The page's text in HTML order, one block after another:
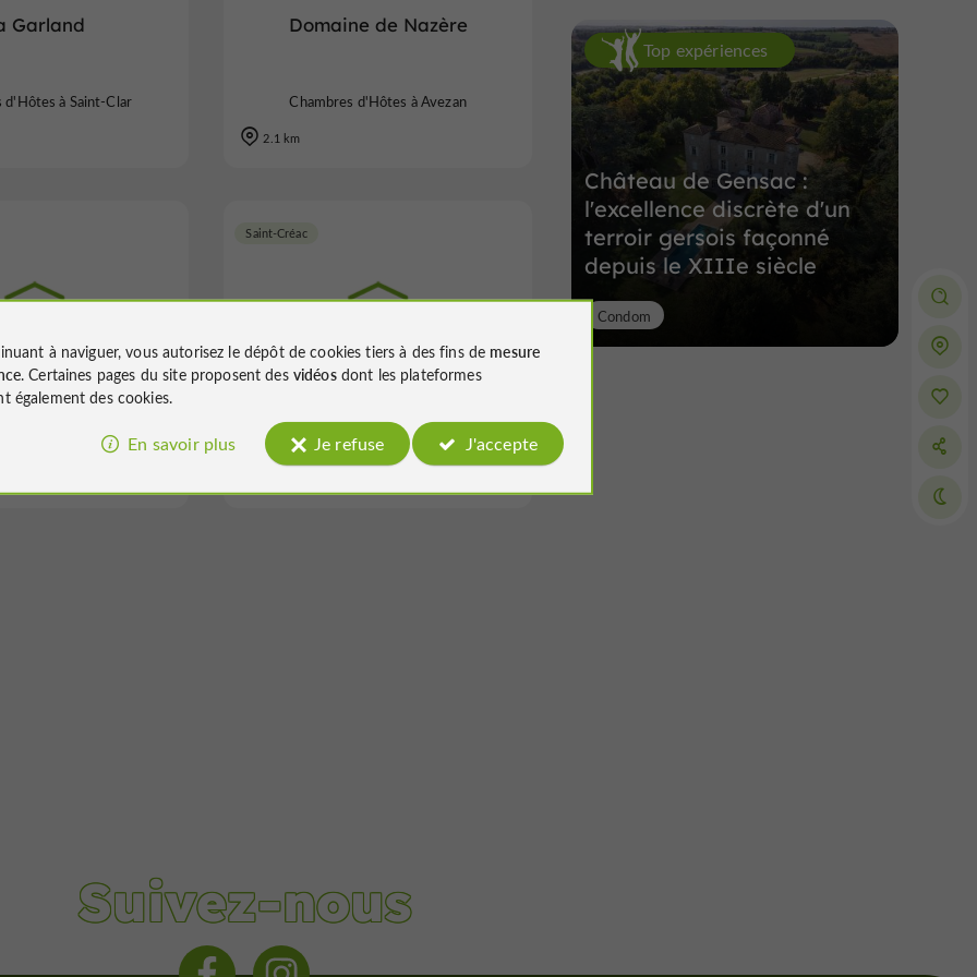
Garland
d'Hôtes à Saint-Clar
Domaine de Nazère
Chambres d'Hôtes à Avezan
2.1 km
de Magnas
d'Hôtes à Magnas
Le Lézard Bleu
Saint-Créac
Chambres d'Hôtes à Saint-Créac
Top expériences
Château de Gensac :
l'excellence discrète d'un
terroir gersois façonné
depuis le XIIIe siècle
Condom
Suivez-nous
à naviguer, vous autorisez le dépôt de cookies tiers à des fins de mesure
. Certaines pages du site proposent des vidéosdont les plateformes
également des cookies.
En savoir plus Je refuse J'accepte